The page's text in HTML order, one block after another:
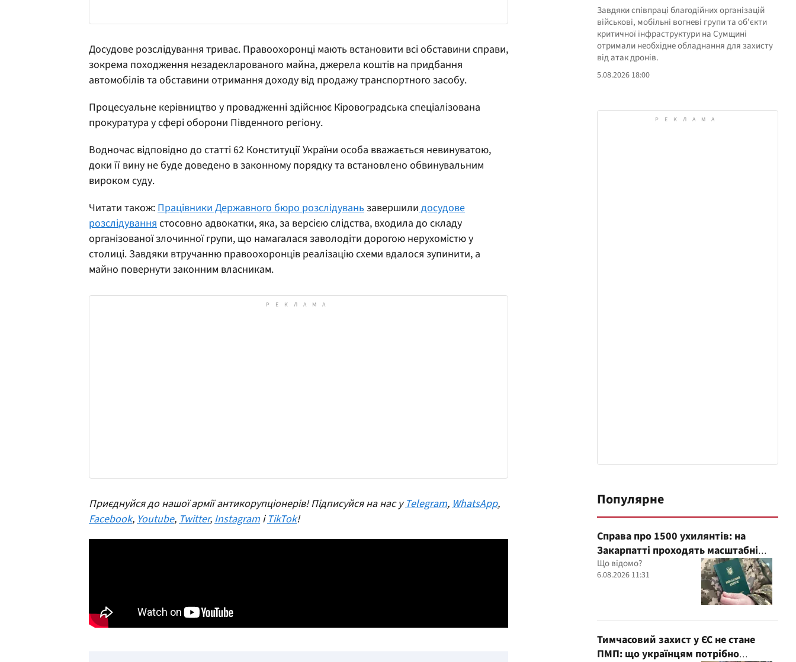
Досудове розслідування триває. Правоохоронці мають встановити всі обставини справи,
зокрема походження незадекларованого майна, джерела коштів на придбання
автомобілів та обставини отримання доходу від продажу транспортного засобу.
Процесуальне керівництво у провадженні здійснює Кіровоградська спеціалізована
прокуратура у сфері оборони Південного регіону.
Водночас відповідно до статті 62 Конституції України особа вважається невинуватою,
доки її вину не буде доведено в законному порядку та встановлено обвинувальним
вироком суду.
Читати також: Працівники Державного бюро розслідувань завершили досудове
розслідування стосовно адвокатки, яка, за версією слідства, входила до складу
організованої злочинної групи, що намагалася заволодіти дорогою нерухомістю у
столиці. Завдяки втручанню правоохоронців реалізацію схеми вдалося зупинити, а
майно повернути законним власникам.
Приєднуйся до нашої армії антикорупціонерів! Підписуйся на нас уTelegram, WhatsApp,
Facebook, Youtube, Twitter, Instagram і TikTok!
Завдяки співпраці благодійних організацій
військові, мобільні вогневі групи та об'єкти
критичної інфраструктури на Сумщині
отримали необхідне обладнання для захисту
від атак дронів.
5.08.2026 18:00
Популярне
Справа про 1500 ухилянтів: на
Закарпатті проходять масштабні
обшуки в ТЦК, – Глагола
Що відомо?
6.08.2026 11:31
Тимчасовий захист у ЄС не стане
ПМП: що українцям потрібно